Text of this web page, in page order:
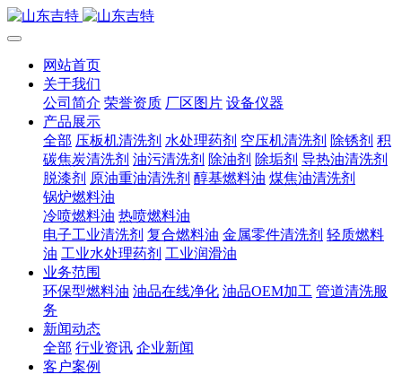
网站首页
关于我们
公司简介 荣誉资质 厂区图片 设备仪器
产品展示
全部 压板机清洗剂 水处理药剂 空压机清洗剂 除锈剂 积
碳焦炭清洗剂 油污清洗剂 除油剂 除垢剂 导热油清洗剂
脱漆剂 原油重油清洗剂 醇基燃料油 煤焦油清洗剂
锅炉燃料油
冷喷燃料油 热喷燃料油
电子工业清洗剂 复合燃料油 金属零件清洗剂 轻质燃料
油 工业水处理药剂 工业润滑油
业务范围
环保型燃料油 油品在线净化 油品OEM加工 管道清洗服
务
新闻动态
全部 行业资讯 企业新闻
客户案例